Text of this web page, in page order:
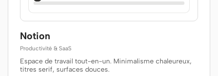
Notion
Productivité & SaaS
Espace de travail tout-en-un. Minimalisme chaleureux,
titres serif, surfaces douces.